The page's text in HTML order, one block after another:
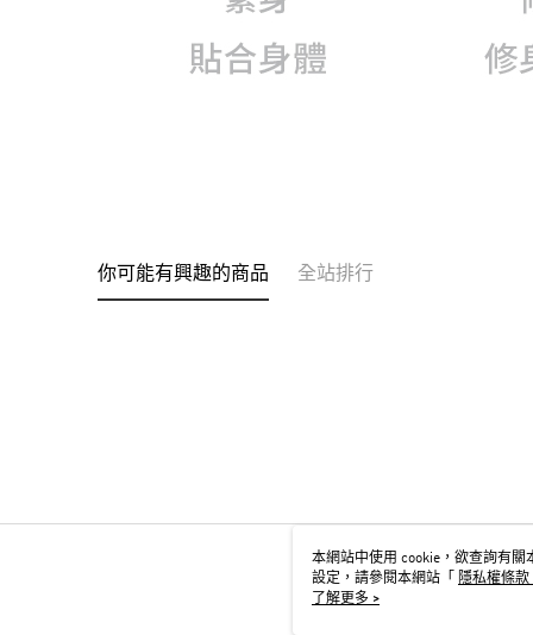
你可能有興趣的商品 全站排行
本網站中使用 cookie，欲查詢有關
設定，請參閱本網站「
隱私權條款
用 cookie。
了解更多 >